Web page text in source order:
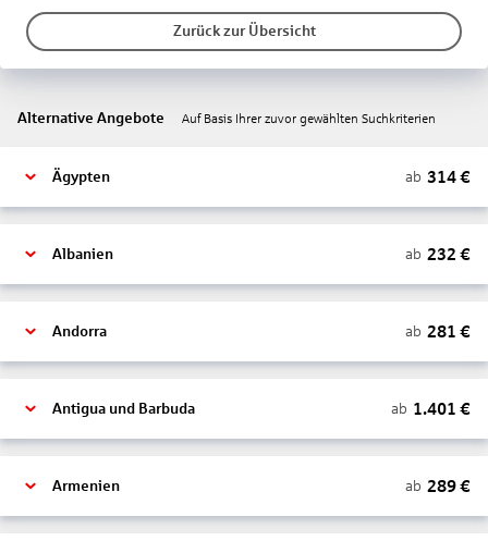
Zurück zur Übersicht
Alternative Angebote Auf Basis Ihrer zuvor gewählten Suchkriterien
Ägypten ab 314€
Albanien ab 232 €
Andorra ab 281 €
Antigua und Barbuda ab 1.401 €
Armenien ab 289€